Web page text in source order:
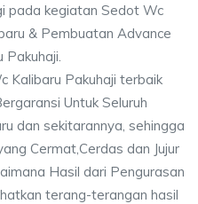
pada kegiatan Sedot Wc
& Pembuatan Advance
Pakuhaji.
Kalibaru Pakuhaji terbaik
Untuk Seluruh
dan sekitarannya, sehingga
Cermat,Cerdas dan Jujur
Hasil dari Pengurasan
terang-terangan hasil